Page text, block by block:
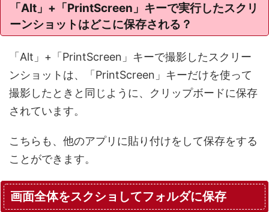
「Alt」+「PrintScreen」キーで実行したスクリ
ーンショットはどこに保存される？
「Alt」+「PrintScreen」キーで撮影したスクリー
ンショットは、「PrintScreen」キーだけを使って
撮影したときと同じように、クリップボードに保存
されています。
こちらも、他のアプリに貼り付けをして保存をする
ことができます。
画面全体をスクショしてフォルダに保存